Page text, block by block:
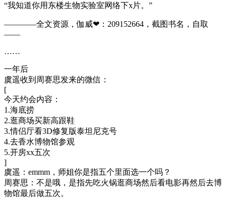
“我知道你用东楼生物实验室网络下x片。”
————全文资源，伽威❤：209152664，截图书名，自取
——
……
一年后
虞遥收到周赛思发来的微信：
[
今天约会内容：
1.海底捞
2.逛商场买新高跟鞋
3.情侣厅看3D修复版泰坦尼克号
4.去香水博物馆参观
5.开房xx五次
]
虞遥：emmm，师姐你是指五个里面选一个吗？
周赛思：不是哦，是指先吃火锅逛商场然后看电影再然后去博
物馆最后做五次。